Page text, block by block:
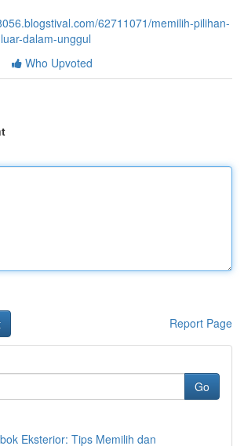
62711071/memilih-pilihan-
dalam-unggul
Who Upvoted
Report Page
Go
Eksterior: Tips Memilih dan